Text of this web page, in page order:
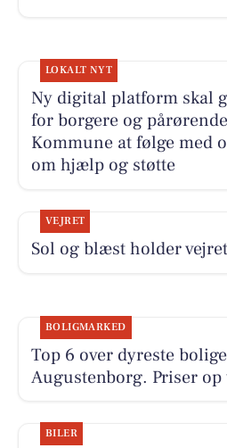
LOKALT NYT
Ny digital platform skal
for borgere og
Kommune at følge med
om hjælp og støtte
VEJRET
Sol og blæst holder
BOLIGMARKED
Top 6 over dyreste
Augustenborg. Priser
BILER